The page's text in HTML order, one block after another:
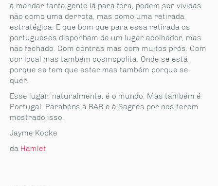
a mandar tanta gente lá para fora, podem ser vividas
não como uma derrota, mas como uma retirada
estratégica. E que bom que para essa retirada os
portugueses disponham de um lugar acolhedor, mas
não fechado. Com contras mas com muitos prós. Com
cor local mas também cosmopolita. Onde se está
porque se tem que estar mas também porque se
quer.
Esse lugar, naturalmente, é o mundo. Mas também é
Portugal. Parabéns à BAR e à Sagres por nos terem
mostrado isso.
Jayme Kopke
da Hamlet